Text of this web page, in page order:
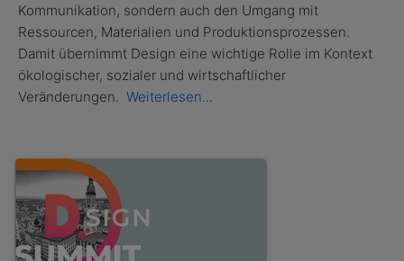
Kommunikation, sondern auch den Umgang mit
Ressourcen, Materialien und Produktionsprozessen.
Damit übernimmt Design eine wichtige Rolle im Kontext
ökologischer, sozialer und wirtschaftlicher
Veränderungen. Weiterlesen...